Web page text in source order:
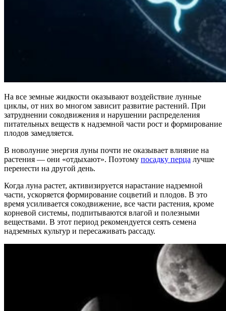
На все земные жидкости оказывают воздействие лунные
циклы, от них во многом зависит развитие растений. При
затруднении сокодвижения и нарушении распределения
питательных веществ к надземной части рост и формирование
плодов замедляется.
В новолуние энергия луны почти не оказывает влияние на
растения — они «отдыхают». Поэтому посадку перца лучше
перенести на другой день.
Когда луна растет, активизируется нарастание надземной
части, ускоряется формирование соцветий и плодов. В это
время усиливается сокодвижение, все части растения, кроме
корневой системы, подпитываются влагой и полезными
веществами. В этот период рекомендуется сеять семена
надземных культур и пересаживать рассаду.